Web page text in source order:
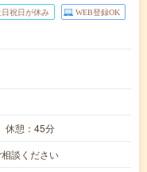
日祝日が休み WEB登録OK
休憩：45分
談ください